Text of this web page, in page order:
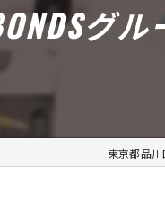
グル
東京都品川